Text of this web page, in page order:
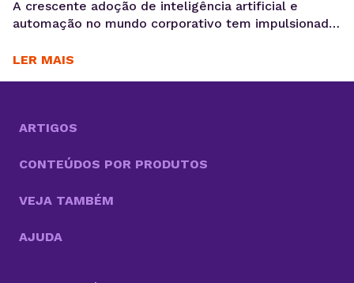
A crescente adoção de inteligência artificial e
automação no mundo corporativo tem impulsionado
coleta, análise e ativação de dados, exatamente o
aproximar do...
LER MAIS
ARTIGOS
CONTEÚDOS POR PRODUTOS
VEJA TAMBÉM
AJUDA